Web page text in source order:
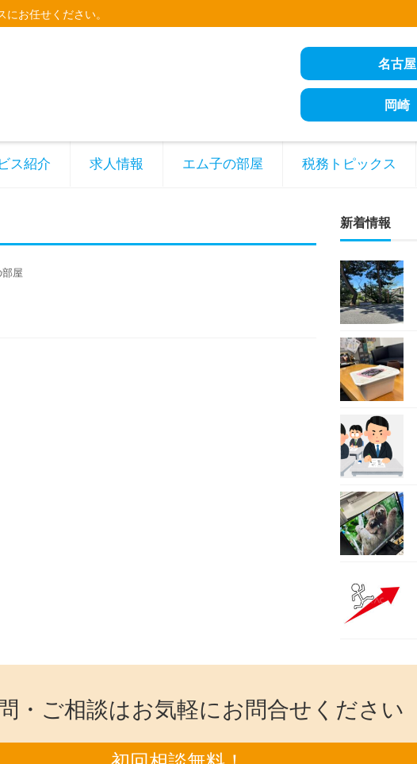
お任せください。
名古屋
岡崎
ス紹介 求人情報 エム子の部屋 税務トピックス
屋
新着情報
・ご相談はお気軽にお問合せください